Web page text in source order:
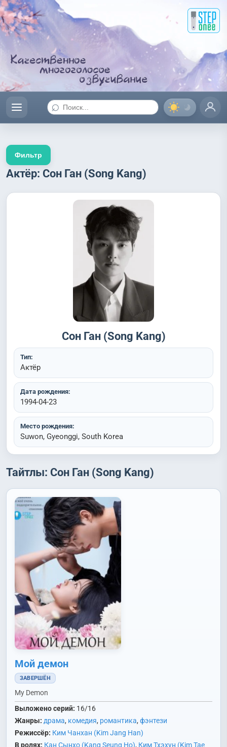
⌕
Актёр: Сон Ган (Song Kang)
Сон Ган (Song Kang)
Тип:
Актёр
Дата рождения:
1994-04-23
Место рождения:
Suwon, Gyeonggi, South Korea
Тайтлы: Сон Ган (Song Kang)
Мой демон
ЗАВЕРШЁН
My Demon
Выложено серий: 16/16
Жанры: драма, комедия, романтика,фэнтези
Режиссёр: Ким Чанхан (Kim Jang Han)
В ролях: Кан Сынхо (Kang Seung Ho), Ким Тхэхун (Kim Tae
Фильтр